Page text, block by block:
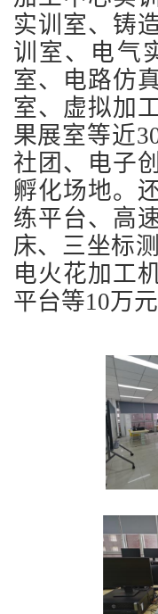
实训室、铸
训室、电气
室、电路仿
室、虚拟加
果展室等近
社团、电子
孵化场地。
练平台、高
床、三坐标
电火花加工
平台等10万